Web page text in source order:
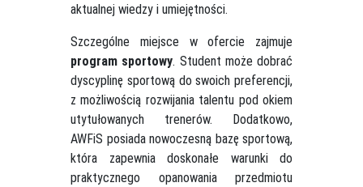
aktualnej wiedzy i umiejętności.
Szczególne miejsce w ofercie zajmuje
program sportowy. Student może dobrać
dyscyplinę sportową do swoich preferencji,
z możliwością rozwijania talentu pod okiem
utytułowanych trenerów. Dodatkowo,
AWFiS posiada nowoczesną bazę sportową,
która zapewnia doskonałe warunki do
praktycznego opanowania przedmiotu